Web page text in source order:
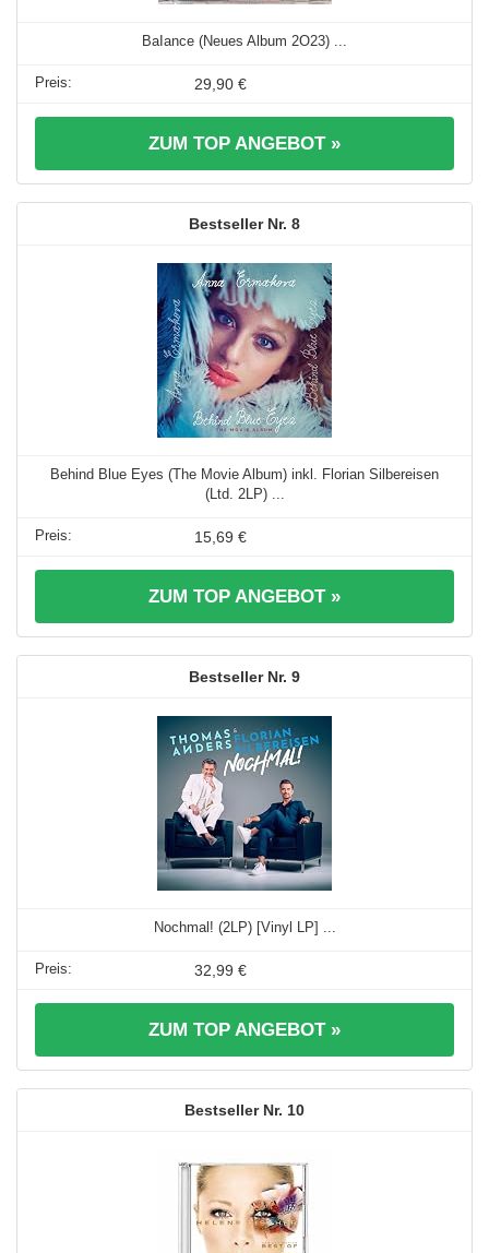
BaIance (Neues Album 2O23) ...
29,90 €
ZUM TOP ANGEBOT »
8
Behind Blue Eyes (The Movie Album) inkl. Florian Silbereisen
(Ltd. 2LP) ...
15,69 €
ZUM TOP ANGEBOT »
9
Nochmal! (2LP) [Vinyl LP] ...
32,99 €
ZUM TOP ANGEBOT »
10